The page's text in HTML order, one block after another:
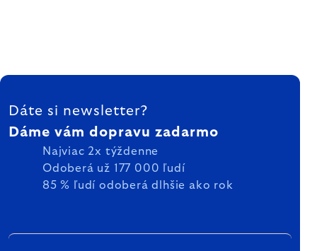
ZÁPÄTIE
Dáte si newsletter?
Dáme vám dopravu zadarmo
Najviac 2x týždenne
Odoberá už 177 000 ľudí
85 % ľudí odoberá dlhšie ako rok